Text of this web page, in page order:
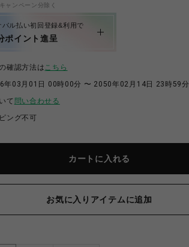
ャンペーン分除く
ル払い初回登録&利用で
ポイント進呈
確認方法はこちら
年03月01日 00時00分 〜 2050年02月14日 23時59分
て 問い合わせる
ング不可
カートに入れる
お気に入りアイテムに追加